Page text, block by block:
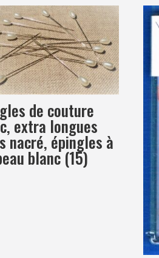
de couture
extra longues
nacré, épingles à
blanc (15)